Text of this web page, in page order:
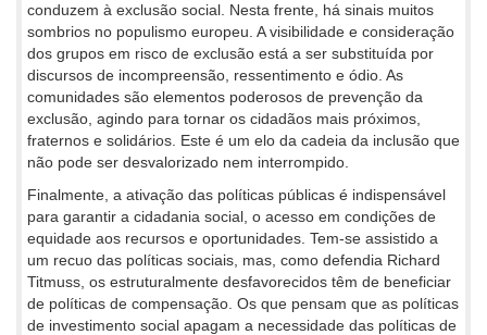
conduzem à exclusão social. Nesta frente, há sinais muitos
sombrios no populismo europeu. A visibilidade e consideração
dos grupos em risco de exclusão está a ser substituída por
discursos de incompreensão, ressentimento e ódio. As
comunidades são elementos poderosos de prevenção da
exclusão, agindo para tornar os cidadãos mais próximos,
fraternos e solidários. Este é um elo da cadeia da inclusão que
não pode ser desvalorizado nem interrompido.
Finalmente, a ativação das políticas públicas é indispensável
para garantir a cidadania social, o acesso em condições de
equidade aos recursos e oportunidades. Tem-se assistido a
um recuo das políticas sociais, mas, como defendia Richard
Titmuss, os estruturalmente desfavorecidos têm de beneficiar
de políticas de compensação. Os que pensam que as políticas
de investimento social apagam a necessidade das políticas de